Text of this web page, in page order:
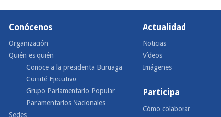
Conócenos
Organización
Quién es quién
Conoce a la presidenta Buruaga
Comité Ejecutivo
Grupo Parlamentario Popular
Parlamentarios Nacionales
Sedes
Actualidad
Noticias
Vídeos
Imágenes
Participa
Cómo colaborar